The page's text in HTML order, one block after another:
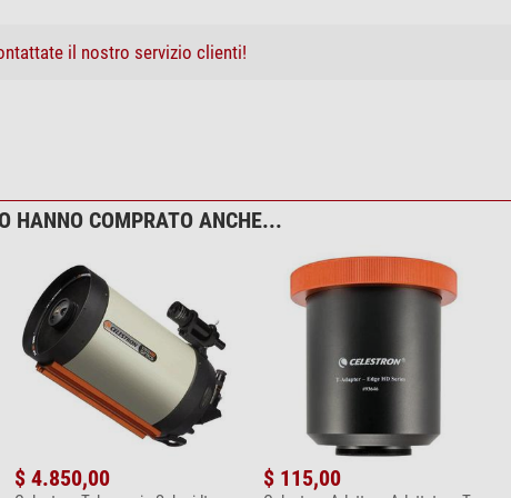
equatoriale
SynScan
42900
opzionale
opzionale
Assistenza informatica
5
il nostro servizio clienti!
HANNO COMPRATO ANCHE...
$ 4.850,00 $ 115,00